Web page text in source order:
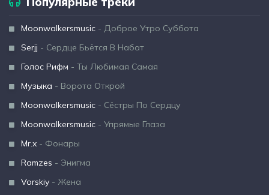
Moonwalkersmusic - Доброе Утро Суббота
Serjj - Сердце Бьётся В Набат
Голос Рифм - Ты Любимая Самая
Музыка - Ворота Открой
Moonwalkersmusic - Сёстры По Сердцу
Moonwalkersmusic - Упрямые Глаза
Mr.x - Фонары
Ramzes - Энигма
Vorskiy - Жена